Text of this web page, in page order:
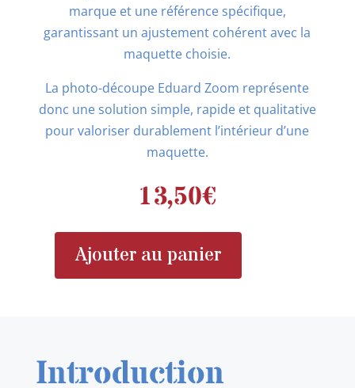
marque et une référence spécifique,
garantissant un ajustement cohérent avec la
maquette choisie.
La photo-découpe Eduard Zoom représente
donc une solution simple, rapide et qualitative
pour valoriser durablement l’intérieur d’une
maquette.
13,50€
quantitéAjouter au panier
Introduction